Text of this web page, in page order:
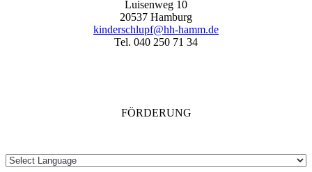
Luisenweg 10
20537 Hamburg
kinderschlupf@hh-hamm.de
Tel. 040 250 71 34
FÖRDERUNG